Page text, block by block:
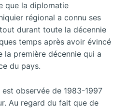
que la diplomatie
régional a connu ses
durant toute la décennie
temps après avoir évincé
la première décennie qui a
du pays.
est observée de 1983-1997
Au regard du fait que de